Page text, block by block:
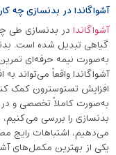
آشواگاندا در بدنسازی چه
آشواگاندا در بدنسازی طی
گیاهی تبدیل شده است.
به‌صورت نیمه ‌حرفه‌ای
آشواگاندا واقعاً می‌تواند
افزایش تستوسترون کمک
به‌صورت کاملاً تخصصی و
بدنسازی را بررسی می‌کنیم،
می‌دهیم، اشتباهات رایج
یکی از بهترین مکمل‌های